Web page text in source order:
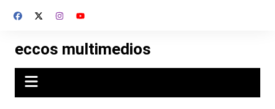
eccos multimedios